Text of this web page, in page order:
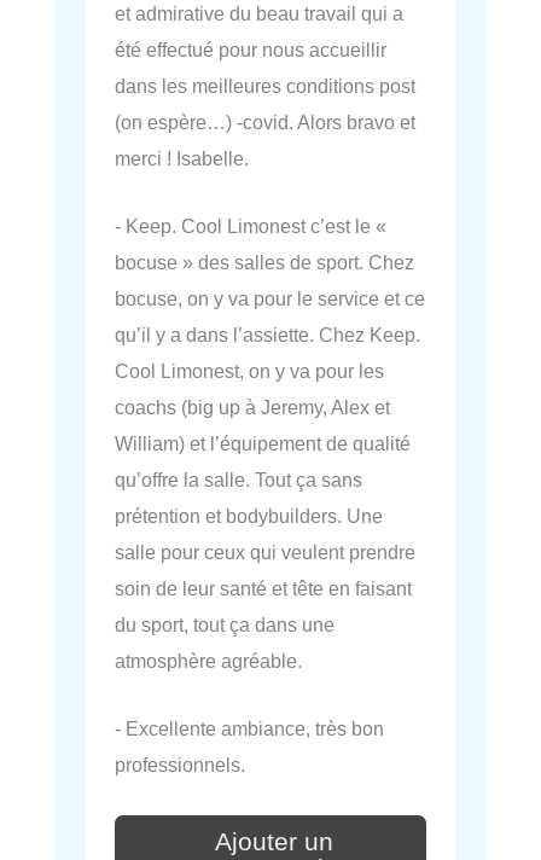
et admirative du beau travail qui a
été effectué pour nous accueillir
dans les meilleures conditions post
(on espère…) -covid. Alors bravo et
merci ! Isabelle.
- Keep. Cool Limonest c’est le «
bocuse » des salles de sport. Chez
bocuse, on y va pour le service et ce
qu’il y a dans l’assiette. Chez Keep.
Cool Limonest, on y va pour les
coachs (big up à Jeremy, Alex et
William) et l’équipement de qualité
qu’offre la salle. Tout ça sans
prétention et bodybuilders. Une
salle pour ceux qui veulent prendre
soin de leur santé et tête en faisant
du sport, tout ça dans une
atmosphère agréable.
- Excellente ambiance, très bon
professionnels.
Ajouter un